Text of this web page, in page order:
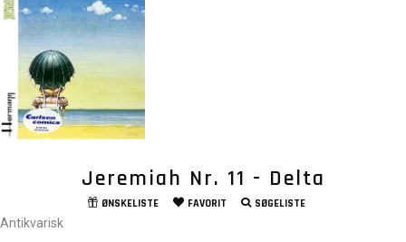
Jeremiah Nr. 11 - Delta
ØNSKELISTE FAVORIT SØGELISTE
Antikvarisk